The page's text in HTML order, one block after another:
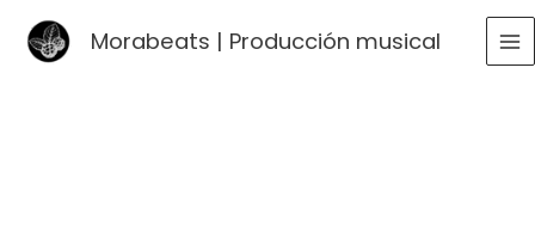
Morabeats | Producción musical